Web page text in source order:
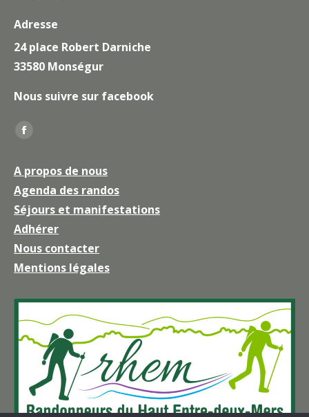
Adresse
24 place Robert Darniche
33580 Monségur
Nous suivre sur facebook
Trouvez nous sur :
La
Facebook
s'ouvre
dans
une
nouvelle
fenêtre
A propos de nous
Agenda des randos
Séjours et manifestations
Adhérer
Nous contacter
Mentions légales